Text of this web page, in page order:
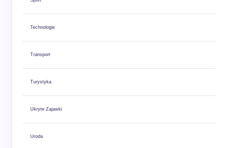
Technologie
Transport
Turystyka
Ukryte Zajawki
Uroda